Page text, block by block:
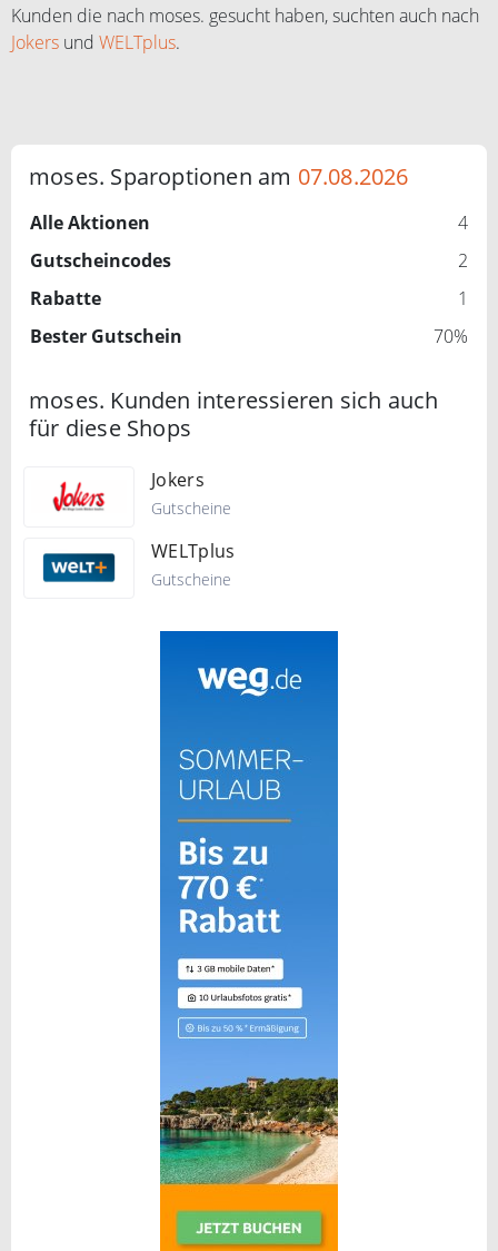
Kunden die nach moses. gesucht haben, suchten auch nach
Jokers und WELTplus.
moses. Sparoptionen am 07.08.2026
Alle Aktionen
4
Gutscheincodes
2
Rabatte
1
Bester Gutschein
70%
moses. Kunden interessieren sich auch
für diese Shops
Jokers
Gutscheine
WELTplus
Gutscheine